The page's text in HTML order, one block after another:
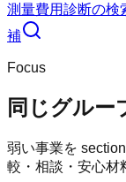
測量費用診断の検
補
Focus
同じグルー
弱い事業を
較・相談・安心材